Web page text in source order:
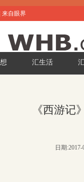
来自眼界
汇生活
《西游记
日期